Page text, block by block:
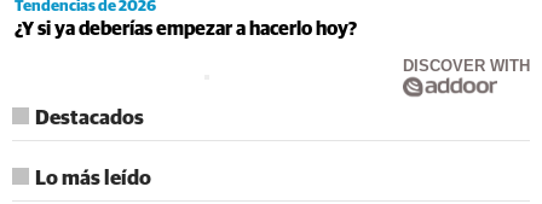
Tendencias de 2026
¿Y si ya deberías empezar a hacerlo hoy?
DISCOVER WITH
Destacados
Lo más leído